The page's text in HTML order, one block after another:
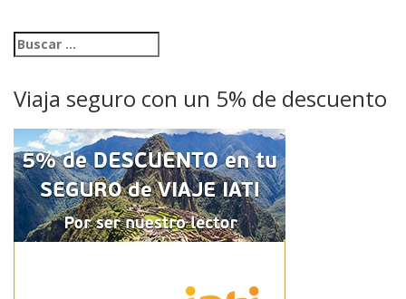
Viaja seguro con un 5% de descuento